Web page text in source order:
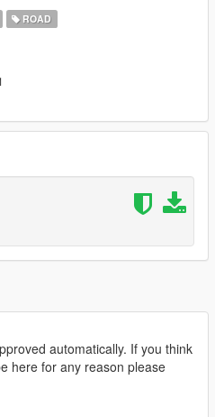
ROAD
automatically. If you think
here for any reason please